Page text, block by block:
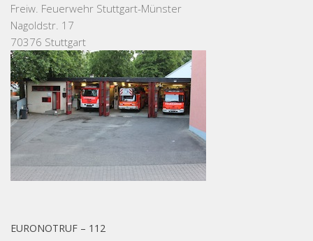
Freiw. Feuerwehr Stuttgart-Münster
Nagoldstr. 17
70376 Stuttgart
EURONOTRUF – 112